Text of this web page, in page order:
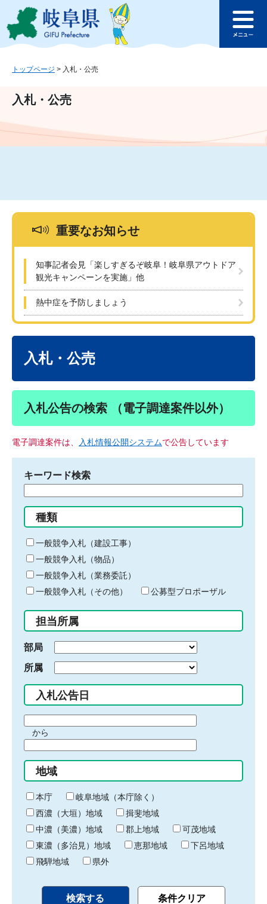
ジ
ュ
文
このページの本文へ
ュ
トップページ > 入札・公売
入札・公売
重要なお知らせ
知事記者会見「楽しすぎるぞ岐阜！岐阜県アウトドア
観光キャンペーンを実施」他
熱中症を予防しましょう
入札・公売
入札公告の検索 （電子調達案件以外）
電子調達案件は、 入札情報公開システムで公告しています
キーワード検索
る
キ
ー
ワ
ー
ド
入
力
種類
一般競争入札（建設工事）
一般競争入札（物品）
一般競争入札（業務委託）
一般競争入札（その他）
公募型プロポーザル
担当所属
部局
所属
入札公告日
間
始
り
から
間
終
わ
り
地域
本庁
岐阜地域（本庁除く）
西濃（大垣）地域
揖斐地域
中濃（美濃）地域
郡上地域
可茂地域
東濃（多治見）地域
恵那地域
下呂地域
飛騨地域
県外